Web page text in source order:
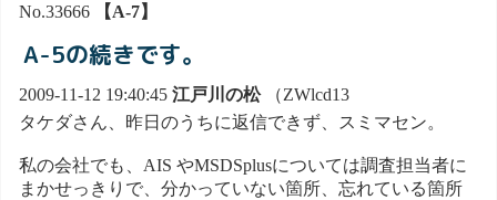
No.33666 【A-7】
A-5の続きです。
2009-11-12 19:40:45 江戸川の松（ZWlcd13
タケダさん、昨日のうちに返信できず、スミマセン。
私の会社でも、AIS やMSDSplusについては調査担当者に
まかせっきりで、分かっていない箇所、忘れている箇所